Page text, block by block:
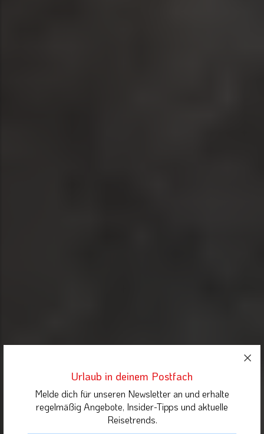
Urlaub in deinem Postfach
Melde dich für unseren Newsletter an und erhalte
regelmäßig Angebote, Insider-Tipps und aktuelle
Reisetrends.